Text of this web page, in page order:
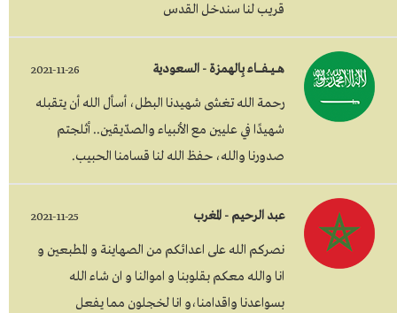
قريب لنا سندخل القدس
هـــيـــفـــــاء بِالهمزة - السعودية 2021-11-26
رحمة الله تغشى شهيدنا البطل، أسأل الله أن يتقبله
شهيدًا في عليين مع الأنبياء والصدّيقين.. أثلجتم
صدورنا والله، حفظ الله لنا قسامنا الحبيب.
عبد الرحيم - المغرب 2021-11-25
نصركم الله على اعدائكم من الصهاينة و المطبعين و
انا والله معكم بقلوبنا و اموالنا و ان شاء الله
بسواعدنا واقدامنا،و انا لخجلون مما يفعل